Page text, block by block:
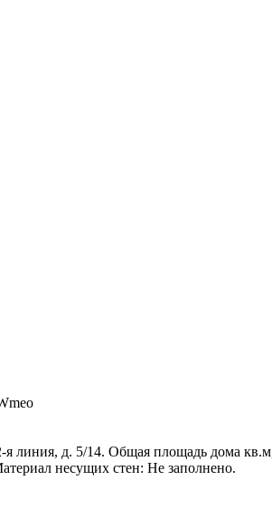
я линия, д. 5/14. Общая площадь дома
несущих стен: Не заполнено.